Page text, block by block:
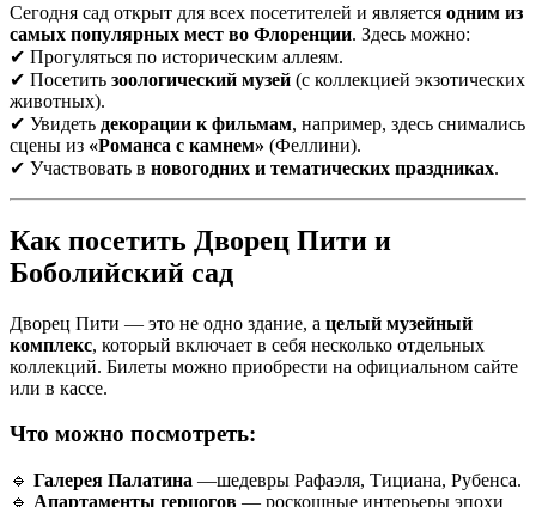
Сегодня сад открыт для всех посетителей и является одним из
самых популярных мест во Флоренции. Здесь можно:
✔ Прогуляться по историческим аллеям.
✔ Посетить зоологический музей (с коллекцией экзотических
животных).
✔ Увидеть декорации к фильмам, например, здесь снимались
сцены из «Романса с камнем» (Феллини).
✔ Участвовать в новогодних и тематических праздниках.
Как посетить Дворец Пити и
Боболийский сад
Дворец Пити — это не одно здание, а целый музейный
комплекс, который включает в себя несколько отдельных
коллекций. Билеты можно приобрести на официальном сайте
или в кассе.
Что можно посмотреть:
🔹 Галерея Палатина —шедевры Рафаэля, Тициана, Рубенса.
🔹 Апартаменты герцогов — роскошные интерьеры эпохи